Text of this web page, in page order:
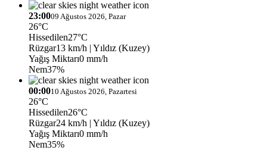
23:0009 Ağustos 2026, Pazar
26°C
Hissedilen27°C
Rüzgar13 km/h | Yıldız (Kuzey)
Yağış Miktarı0 mm/h
Nem37%
00:0010 Ağustos 2026, Pazartesi
26°C
Hissedilen26°C
Rüzgar24 km/h | Yıldız (Kuzey)
Yağış Miktarı0 mm/h
Nem35%